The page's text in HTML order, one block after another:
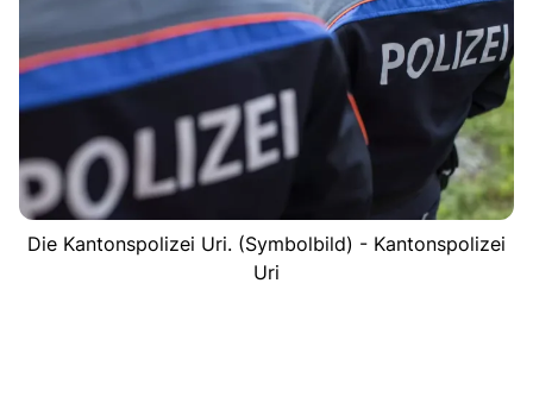
Die Kantonspolizei Uri. (Symbolbild) - Kantonspolizei
Uri